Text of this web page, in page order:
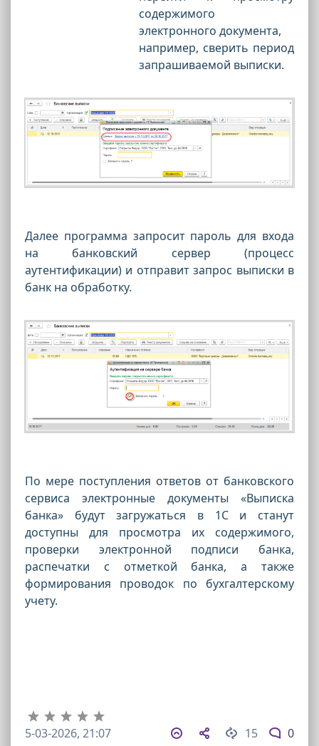
содержимого
электронного документа,
например, сверить период
запрашиваемой выписки.
Далее программа запросит пароль для входа
на банковский сервер (процесс
аутентификации) и отправит запрос выписки в
банк на обработку.
По мере поступления ответов от банковского
сервиса электронные документы «Выписка
банка» будут загружаться в 1С и станут
доступны для просмотра их содержимого,
проверки электронной подписи банка,
распечатки с отметкой банка, а также
формирования проводок по бухгалтерскому
учету.
15 0
5-03-2026, 21:07